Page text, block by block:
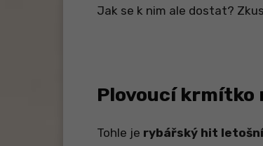
Jak se k nim ale dostat?
Plovoucí krmítko
Tohle je rybářský hit